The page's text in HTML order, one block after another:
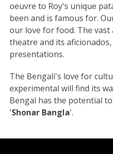
oeuvre to Roy's unique
been and is famous for.
our love for food. The
theatre and its
presentations.
The Bengali's love for
experimental will find its
Bengal has the potential
'Shonar Bangla'.